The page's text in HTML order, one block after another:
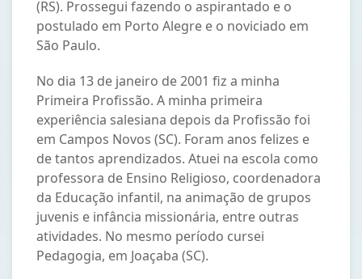
(RS). Prossegui fazendo o aspirantado e o
postulado em Porto Alegre e o noviciado em
São Paulo.
No dia 13 de janeiro de 2001 fiz a minha
Primeira Profissão. A minha primeira
experiência salesiana depois da Profissão foi
em Campos Novos (SC). Foram anos felizes e
de tantos aprendizados. Atuei na escola como
professora de Ensino Religioso, coordenadora
da Educação infantil, na animação de grupos
juvenis e infância missionária, entre outras
atividades. No mesmo período cursei
Pedagogia, em Joaçaba (SC).